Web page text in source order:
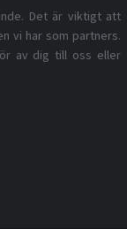
Det är viktigt att
vi har som partners.
av dig till oss eller